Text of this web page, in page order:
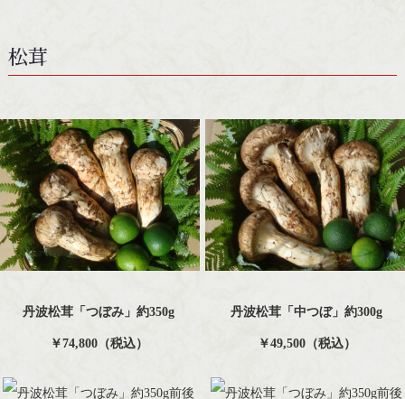
松茸
丹波松茸「つぼみ」約350g
￥74,800（税込）
丹波松茸「中つぼ」約300g
￥49,500（税込）